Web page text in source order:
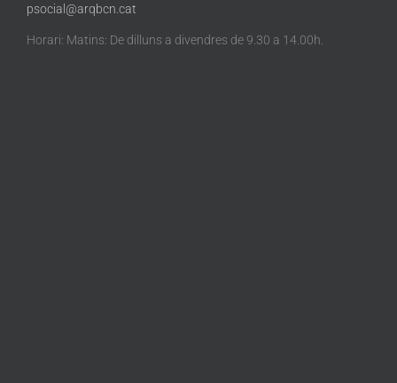
psocial@arqbcn.cat
Horari: Matins: De dilluns a divendres de 9.30 a 14.00h.